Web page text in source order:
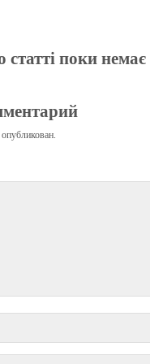
статті поки немає